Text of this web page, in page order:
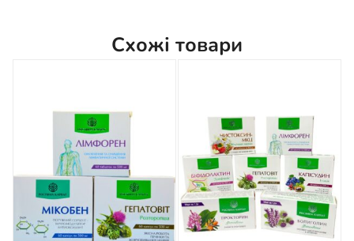
Схожі товари